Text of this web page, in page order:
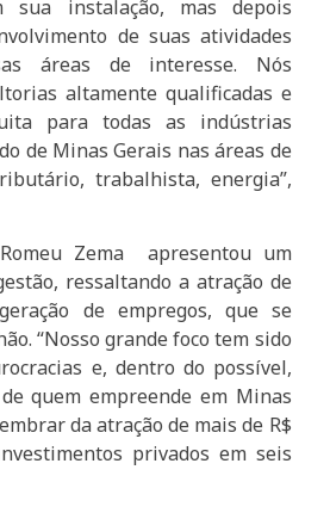
sua instalação, mas depois
de suas atividades
áreas de interesse. Nós
altamente qualificadas e
para todas as indústrias
de Minas Gerais nas áreas de
trabalhista, energia”,
Zema apresentou um
ressaltando a atração de
de empregos, que se
“Nosso grande foco tem sido
e, dentro do possível,
quem empreende em Minas
da atração de mais de R$
privados em seis